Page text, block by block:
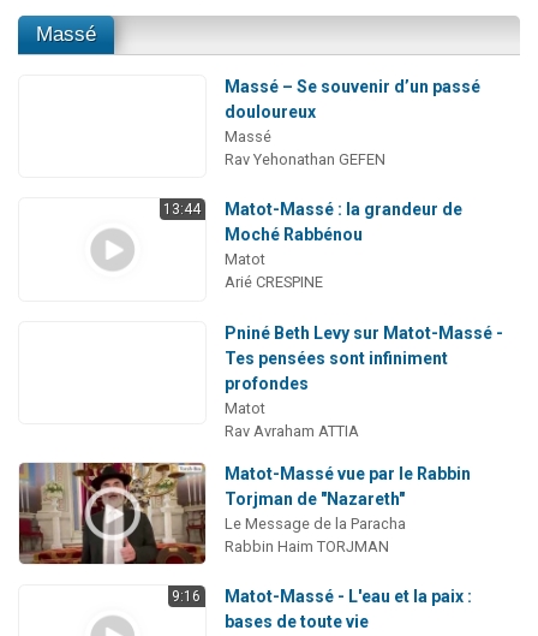
Massé
Massé – Se souvenir d’un passé
douloureux
Massé
Rav Yehonathan GEFEN
13:44
Matot-Massé : la grandeur de
Moché Rabbénou
Matot
Arié CRESPINE
Pniné Beth Levy sur Matot-Massé -
Tes pensées sont infiniment
profondes
Matot
Rav Avraham ATTIA
Matot-Massé vue par le Rabbin
Torjman de "Nazareth"
Le Message de la Paracha
Rabbin Haim TORJMAN
9:16
Matot-Massé - L'eau et la paix :
bases de toute vie